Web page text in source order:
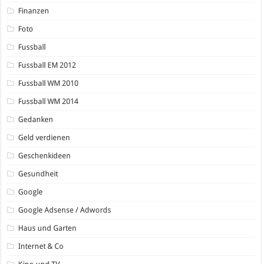
Finanzen
Foto
Fussball
Fussball EM 2012
Fussball WM 2010
Fussball WM 2014
Gedanken
Geld verdienen
Geschenkideen
Gesundheit
Google
Google Adsense / Adwords
Haus und Garten
Internet & Co